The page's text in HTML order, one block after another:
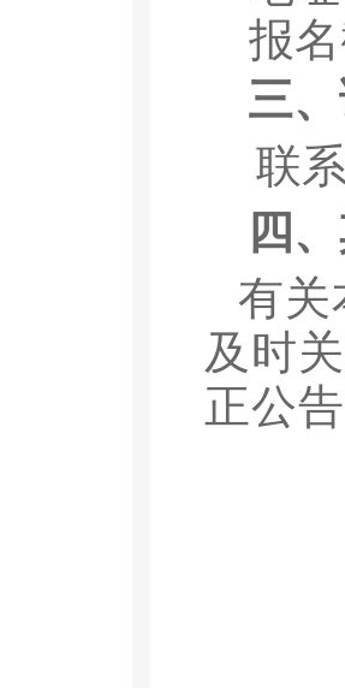
报
三、
联
四
有关
及时
正公